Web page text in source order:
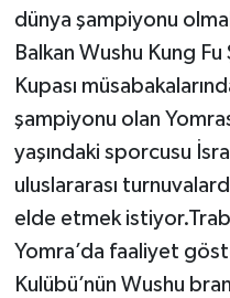
dünya şampiyonu
Balkan Wushu Kung
Kupası
şampiyonu olan
yaşındaki sporcusu
uluslararası
elde etmek
Yomra’da faaliyet
Kulübü’nün Wushu